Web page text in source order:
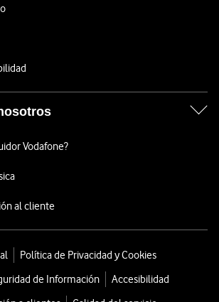
Vodafone?
al cliente
Política de Privacidad y Cookies
de Información
Accesibilidad